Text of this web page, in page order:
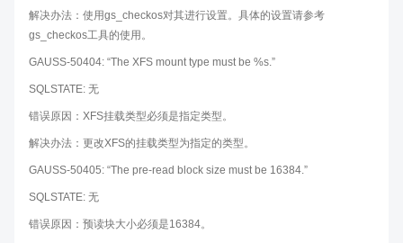
解决办法：使用gs_checkos对其进行设置。具体的设置请参考
gs_checkos工具的使用。
GAUSS-50404: “The XFS mount type must be %s.”
SQLSTATE: 无
错误原因：XFS挂载类型必须是指定类型。
解决办法：更改XFS的挂载类型为指定的类型。
GAUSS-50405: “The pre-read block size must be 16384.”
SQLSTATE: 无
错误原因：预读块大小必须是16384。